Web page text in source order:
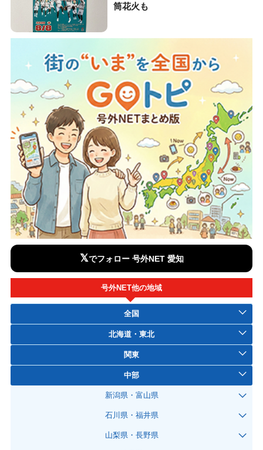
筒花火も
𝕏でフォロー 号外NET 愛知
号外NET他の地域
全国
北海道・東北
関東
中部
新潟県・富山県
石川県・福井県
山梨県・長野県